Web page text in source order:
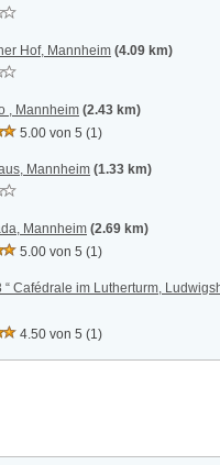
Hof, Mannheim (4.09 km)
, Mannheim (2.43 km)
5.00 von 5 (1)
Mannheim (1.33 km)
Mannheim (2.69 km)
5.00 von 5 (1)
“ Cafédrale im Lutherturm,
4.50 von 5 (1)